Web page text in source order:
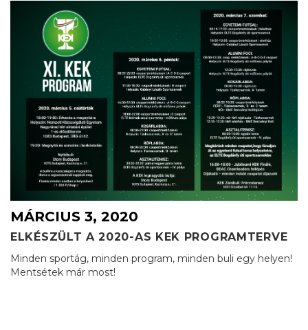
MÁRCIUS 3, 2020
ELKÉSZÜLT A 2020-AS KEK PROGRAMTERVE
Minden sportág, minden program, minden buli egy helyen!
Mentsétek már most!